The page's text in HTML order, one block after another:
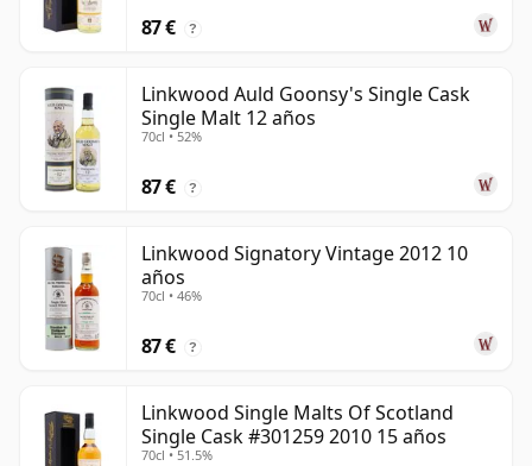
87 € ?
Linkwood Auld Goonsy's Single Cask
Single Malt 12 años
70cl • 52%
87 € ?
Linkwood Signatory Vintage 2012 10
años
70cl • 46%
87 € ?
Linkwood Single Malts Of Scotland
Single Cask #301259 2010 15 años
70cl • 51.5%